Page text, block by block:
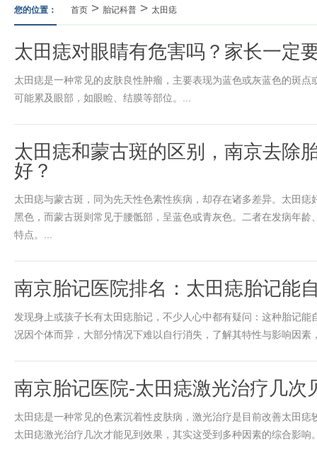
您的位置： 首页 > 胎记科普 > 太田痣
太田痣对眼睛有危害吗？家长一定
太田痣是一种常见的皮肤良性肿瘤，主要表现为蓝色或灰蓝色的斑点
可能累及眼部，如眼睑、结膜等部位。...
太田痣和蒙古斑的区别，南京去除
好？
太田痣与蒙古斑，同为先天性色素性疾病，却存在诸多差异。太田痣
黑色，而蒙古斑则常见于腰骶部，呈蓝色或青灰色。二者在发病年龄
特点。...
南京胎记医院排名：太田痣胎记能
发现身上或孩子长有太田痣胎记，不少人心中都有疑问：这种胎记能
况因个体而异，大部分情况下难以自行消失，了解其特性与影响因素
南京胎记医院-太田痣激光治疗几次
太田痣是一种常见的色素沉着性皮肤病，激光治疗是目前改善太田痣
太田痣激光治疗几次才能见到效果，其实这受到多种因素的综合影响